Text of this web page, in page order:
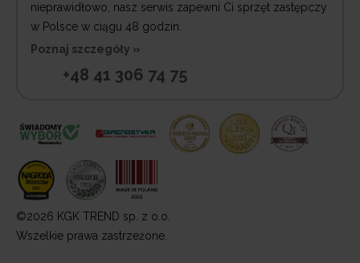
nieprawidłowo, nasz serwis zapewni Ci sprzęt zastępczy
w Polsce w ciągu 48 godzin.
Poznaj szczegóły »
+48 41 306 74 75
©2026 KGK TREND sp. z o.o.
Wszelkie prawa zastrzeżone.